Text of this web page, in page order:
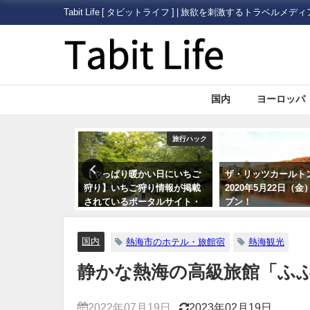
Tabit Life [ タビットライフ ] | 旅欲を刺激するトラベルメディ
国内 ヨーロッパ
国内
ザ・リッツカールトン日光が
2020年5月22日（金）にオー
プン！
いまさら人に聞きに
外旅行に必要な「ビ
証）」について
国内 熱海市のホテル・旅館宿 熱海観光
静かな熱海の高級旅館「ふ
2022年07月19日 2023年02月19日